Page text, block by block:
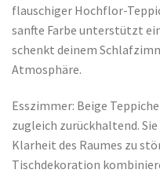
flauschiger Hochflor-
sanfte Farbe unterstützt
schenkt deinem
Atmosphäre.
Esszimmer: Beige
zugleich zurückhaltend.
Klarheit des Raumes zu
Tischdekoration